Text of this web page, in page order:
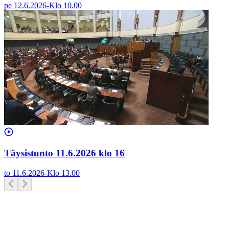
pe 12.6.2026-Klo 10.00
Täysistunto 11.6.2026 klo 16
to 11.6.2026-Klo 13.00